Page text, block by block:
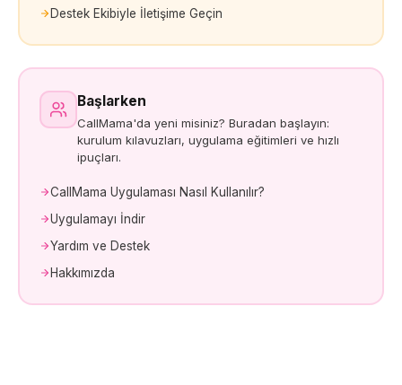
Destek Ekibiyle İletişime Geçin
Başlarken
CallMama'da yeni misiniz? Buradan başlayın:
kurulum kılavuzları, uygulama eğitimleri ve hızlı
ipuçları.
CallMama Uygulaması Nasıl Kullanılır?
Uygulamayı İndir
Yardım ve Destek
Hakkımızda